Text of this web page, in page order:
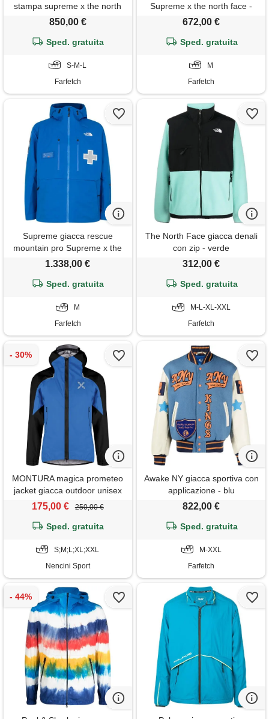
stampa supreme x the north
face - giallo
850,00 €
Sped. gratuita
S-M-L
Farfetch
Supreme x the north face -
blu
672,00 €
Sped. gratuita
M
Farfetch
Supreme giacca rescue
mountain pro Supreme x the
north face summit series - blu
1.338,00 €
Sped. gratuita
M
Farfetch
The North Face giacca denali
con zip - verde
312,00 €
Sped. gratuita
M-L-XL-XXL
Farfetch
MONTURA magica prometeo
jacket giacca outdoor unisex
175,00 € 250,00 €
Sped. gratuita
S;M;L;XL;XXL
Nencini Sport
Awake NY giacca sportiva con
applicazione - blu
822,00 €
Sped. gratuita
M-XXL
Farfetch